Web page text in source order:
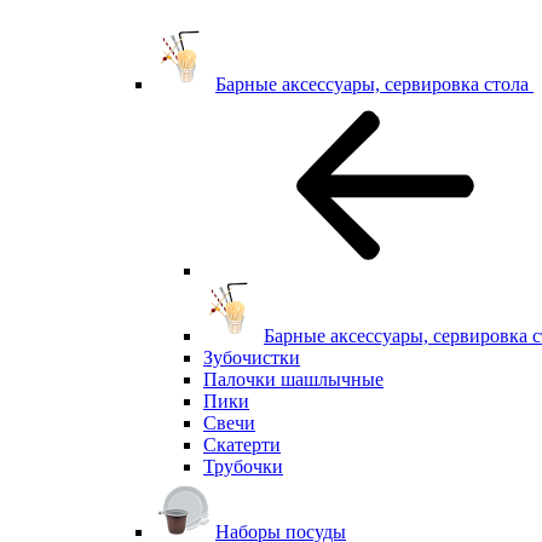
Барные аксессуары, сервировка стола
Барные аксессуары, сервировка
Зубочистки
Палочки шашлычные
Пики
Свечи
Скатерти
Трубочки
Наборы посуды